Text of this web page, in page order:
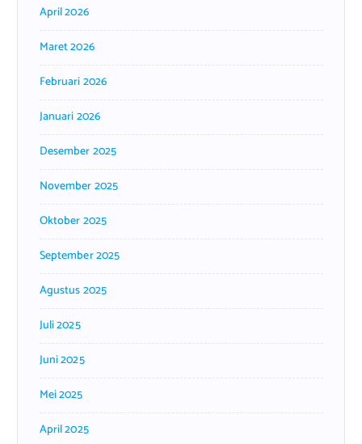
April 2026
Maret 2026
Februari 2026
Januari 2026
Desember 2025
November 2025
Oktober 2025
September 2025
Agustus 2025
Juli 2025
Juni 2025
Mei 2025
April 2025